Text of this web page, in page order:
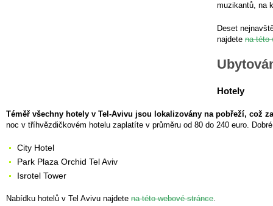
muzikantů, na
Deset
najdete na této
Hotely
Téměř všechny hotely v Tel-Avivu jsou lokalizovány na pobřeží, což
noc v tříhvězdičkovém hotelu zaplatíte v průměru od 80 do 240 euro.
City Hotel
Park Plaza Orchid Tel Aviv
Isrotel Tower
Nabídku hotelů v Tel Avivu najdete na této webové stránce